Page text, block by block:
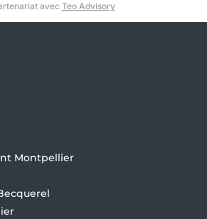
avec Teo Advisory
Montpellier